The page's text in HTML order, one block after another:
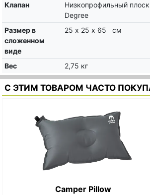
Клапан
Низкопрофильный
Degree
Размер в
сложенном
виде
25 х 25 х 65 см
Вес 2,75 кг
С ЭТИМ ТОВАРОМ ЧАСТО
Camper Pillow